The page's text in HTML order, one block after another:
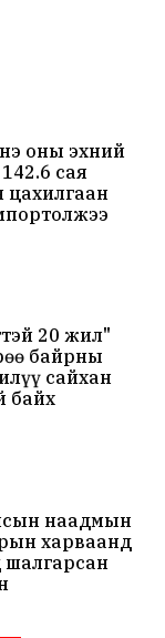
оны эхний
сая
20 жил"
байрны
сайхан
байх
наадмын
харваанд
допинг